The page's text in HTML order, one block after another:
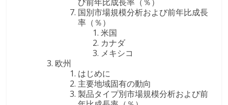
国別市場規模分析および前年比成長
率（％）
米国
カナダ
メキシコ
欧州
はじめに
主要地域固有の動向
製品タイプ別市場規模分析および前